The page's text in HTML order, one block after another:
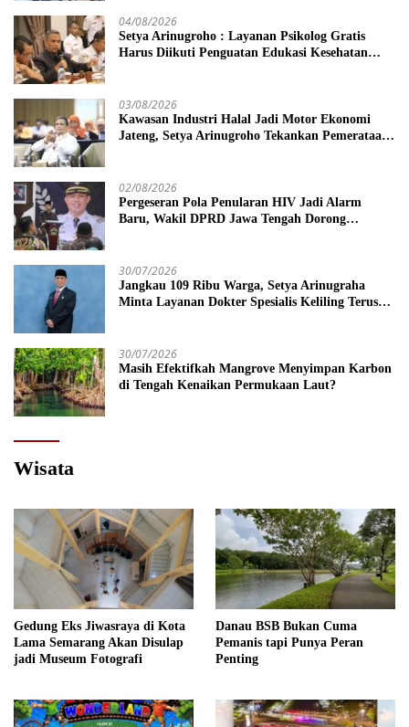
04/08/2026
Setya Arinugroho : Layanan Psikolog Gratis
Harus Diikuti Penguatan Edukasi Kesehatan
03/08/2026
Kawasan Industri Halal Jadi Motor Ekonomi
Jateng, Setya Arinugroho Tekankan Pemerataan
02/08/2026
Pergeseran Pola Penularan HIV Jadi Alarm
Baru, Wakil DPRD Jawa Tengah Dorong
30/07/2026
Jangkau 109 Ribu Warga, Setya Arinugraha
Minta Layanan Dokter Spesialis Keliling Terus
30/07/2026
Masih Efektifkah Mangrove Menyimpan Karbon
di Tengah Kenaikan Permukaan Laut?
Wisata
Gedung Eks Jiwasraya di Kota
Lama Semarang Akan Disulap
jadi Museum Fotografi
Danau BSB Bukan Cuma
Pemanis tapi Punya Peran
Penting